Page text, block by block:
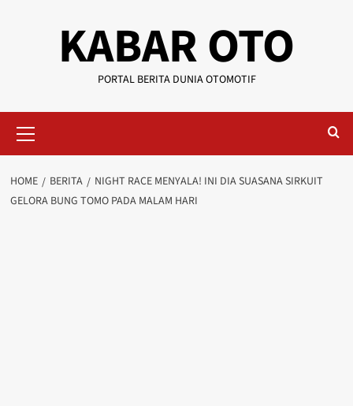
KABAR OTO
PORTAL BERITA DUNIA OTOMOTIF
HOME BERITA
NIGHT RACE MENYALA! INI DIA SUASANA SIRKUIT
GELORA BUNG TOMO PADA MALAM HARI